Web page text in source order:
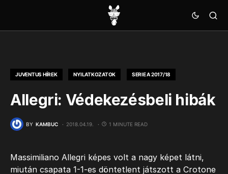
JUVENTUS HÍREK NYILATKOZATOK SERIE A 2017/18
Allegri: Védekezésbeli hibák
BY KAMBUC 2018.04.19. 1 MINUTE READ
Massimiliano Allegri képes volt a nagy képet látni,
miután csapata 1-1-es döntetlent játszott a Crotone